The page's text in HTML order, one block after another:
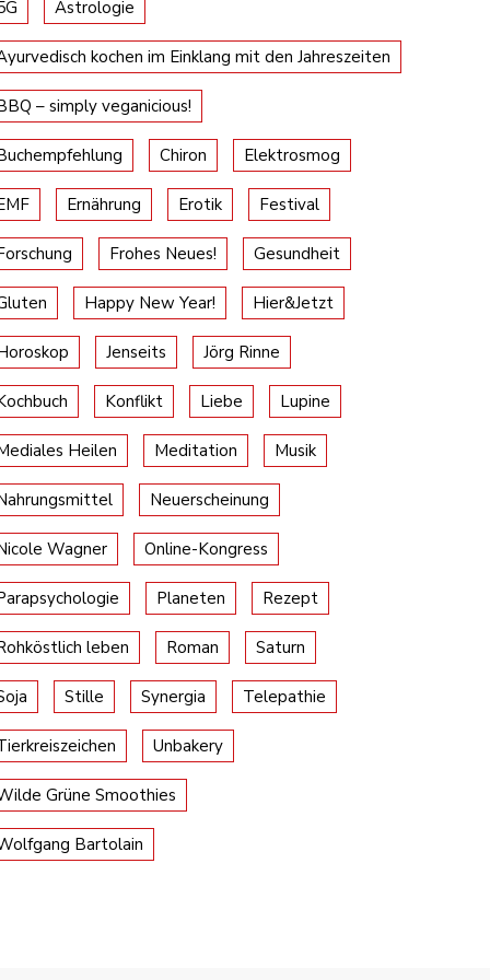
Astrologie
kochen im Einklang mit den Jahreszeiten
– simply veganicious!
Chiron Elektrosmog
Ernährung Erotik Festival
Frohes Neues! Gesundheit
Happy New Year! Hier&Jetzt
Jenseits Jörg Rinne
Konflikt Liebe Lupine
Heilen Meditation Musik
Neuerscheinung
Wagner Online-Kongress
Planeten Rezept
leben Roman Saturn
Stille Synergia Telepathie
Unbakery
Grüne Smoothies
Bartolain